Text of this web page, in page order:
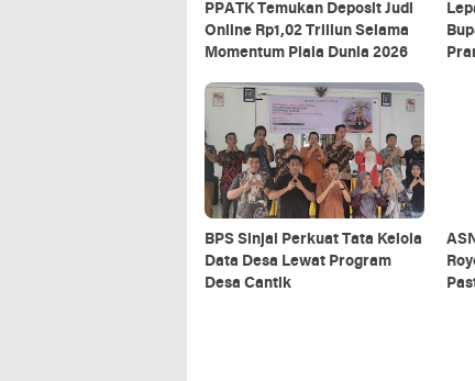
PPATK Temukan Deposit Judi
Online Rp1,02 Triliun Selama
Momentum Piala Dunia 2026
BPS Sinjai Perkuat Tata Kelola
Data Desa Lewat Program
Desa Cantik